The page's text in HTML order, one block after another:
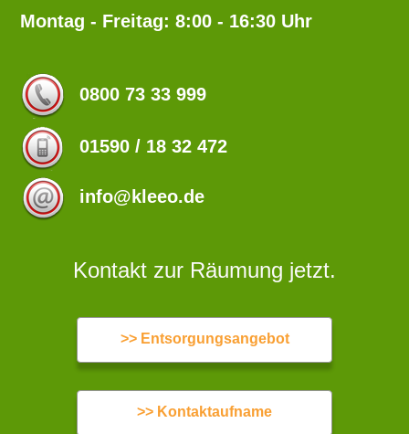
Montag - Freitag: 8:00 - 16:30 Uhr
0800 73 33 999
01590 / 18 32 472
info@kleeo.de
Kontakt zur Räumung jetzt.
>> Entsorgungsangebot
>> Kontaktaufname